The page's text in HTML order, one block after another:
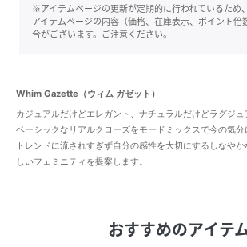
※アイテムページの更新が定期的に行われているため
アイテムページの内容（価格、在庫表示、ポイント倍
合がございます。ご注意ください。
Whim Gazette（ウィム ガゼット）
カジュアルだけどエレガント、ナチュラルだけどラグジュ
ベーシックなリアルクローズをモードミックスで今の気分
トレンドに流されすぎず自分の感性を大切にするしなや
しいフェミニティを提案します。
おすすめのアイテ